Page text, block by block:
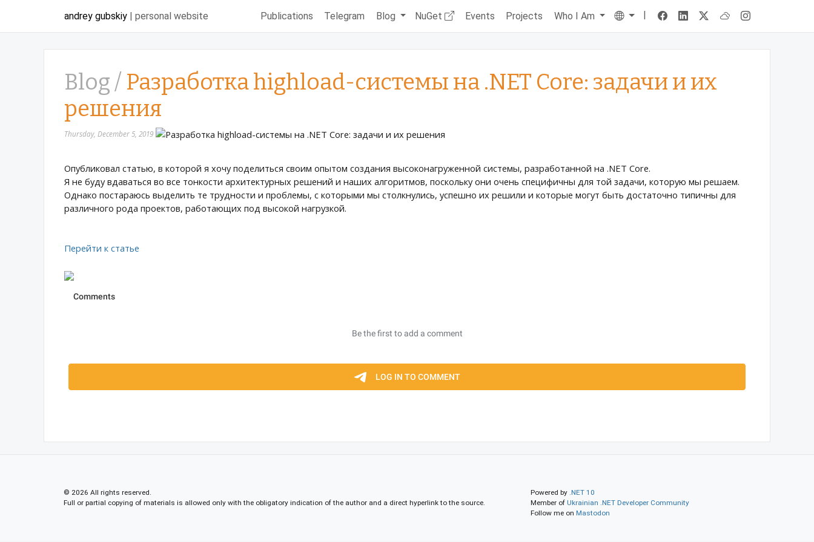
andrey gubskiy | personal website Publications Telegram Blog NuGet Events Projects Who I Am Language
|
Blog / Разработка highload-системы на .NET Core: задачи и их
решения
Thursday, December 5, 2019
Опубликовал статью, в которой я хочу поделиться своим опытом создания высоконагруженной системы, разработанной на .NET Core.
Я не буду вдаваться во все тонкости архитектурных решений и наших алгоритмов, поскольку они очень специфичны для той задачи, которую мы решаем.
Однако постараюсь выделить те трудности и проблемы, с которыми мы столкнулись, успешно их решили и которые могут быть достаточно типичны для
различного рода проектов, работающих под высокой нагрузкой.
Перейти к статье
© 2026 All rights reserved.
Full or partial copying of materials is allowed only with the obligatory indication of the author and a direct hyperlink to the source.
Powered by .NET 10
Member of Ukrainian .NET Developer Community
Follow me on Mastodon